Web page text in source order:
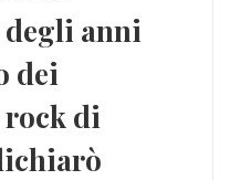
anni
dei
di